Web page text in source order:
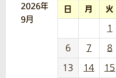
2026年
9月
日 月 火
1
6
7 8
13
14 15